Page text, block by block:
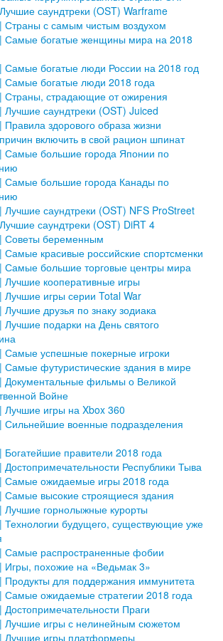
саундтреки (OST) Warframe
Страны с самым чистым воздухом
Самые богатые женщины мира на 2018
Самые богатые люди России на 2018 год
Самые богатые люди 2018 года
Страны, страдающие от ожирения
Лучшие саундтреки (OST) Juiced
Правила здорового образа жизни
включить в свой рацион шпинат
Самые большие города Японии по
Самые большие города Канады по
Лучшие саундтреки (OST) NFS ProStreet
саундтреки (OST) DiRT 4
Советы беременным
Самые красивые российские спортсменки
Самые большие торговые центры мира
Лучшие кооперативные игры
Лучшие игры серии Total War
Лучшие друзья по знаку зодиака
Лучшие подарки на День святого
Самые успешные покерные игроки
Самые футуристические здания в мире
Документальные фильмы о Великой
Войне
Лучшие игры на Xbox 360
Сильнейшие военные подразделения
Богатейшие правители 2018 года
Достопримечательности Республики Тыва
Самые ожидаемые игры 2018 года
Самые высокие строящиеся здания
Лучшие горнолыжные курорты
Технологии будущего, существующие уже
Самые распространенные фобии
Игры, похожие на «Ведьмак 3»
Продукты для поддержания иммунитета
Самые ожидаемые стратегии 2018 года
Достопримечательности Праги
Лучшие игры с нелинейным сюжетом
Лучшие игры платформеры